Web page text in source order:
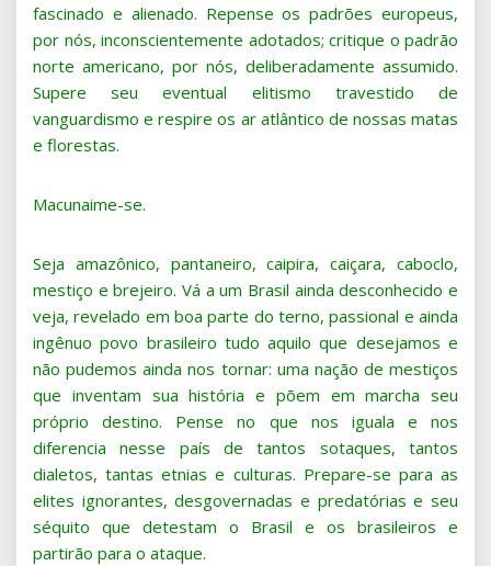
fascinado e alienado. Repense os padrões europeus,
por nós, inconscientemente adotados; critique o padrão
norte americano, por nós, deliberadamente assumido.
Supere seu eventual elitismo travestido de
vanguardismo e respire os ar atlântico de nossas matas
e florestas.
Macunaime-se.
Seja amazônico, pantaneiro, caipira, caiçara, caboclo,
mestiço e brejeiro. Vá a um Brasil ainda desconhecido e
veja, revelado em boa parte do terno, passional e ainda
ingênuo povo brasileiro tudo aquilo que desejamos e
não pudemos ainda nos tornar: uma nação de mestiços
que inventam sua história e põem em marcha seu
próprio destino. Pense no que nos iguala e nos
diferencia nesse país de tantos sotaques, tantos
dialetos, tantas etnias e culturas. Prepare-se para as
elites ignorantes, desgovernadas e predatórias e seu
séquito que detestam o Brasil e os brasileiros e
partirão para o ataque.